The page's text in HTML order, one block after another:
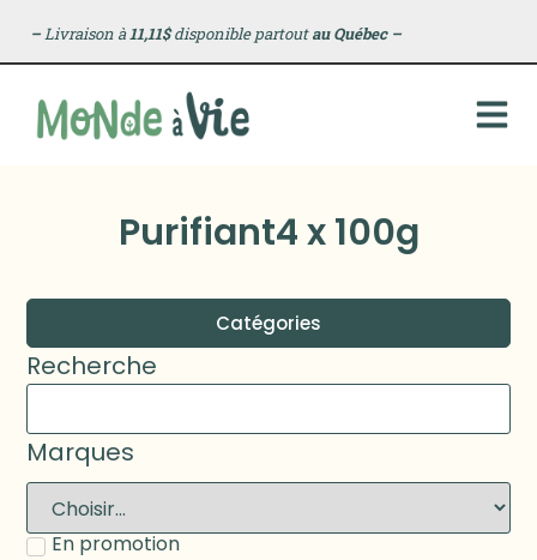
–Livraison à11,11$disponible partoutau Québec –
Purifiant4 x 100g
Catégories
Recherche
Marques
En promotion